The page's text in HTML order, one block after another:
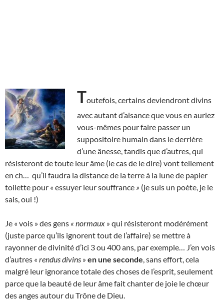
Toutefois, certains deviendront divins
avec autant d’aisance que vous en auriez
vous-mêmes pour faire passer un
suppositoire humain dans le derrière
d’une ânesse, tandis que d’autres, qui
résisteront de toute leur âme (le cas de le dire) vont tellement
en ch… qu’il faudra la distance de la terre à la lune de papier
toilette pour « essuyer leur souffrance » (je suis un poète, je le
sais, oui !)
Je « vois » des gens « normaux » qui résisteront modérément
(juste parce qu’ils ignorent tout de l’affaire) se mettre à
rayonner de divinité d’ici 3 ou 400 ans, par exemple… J’en vois
d’autres « rendus divins » en une seconde , sans effort, cela
malgré leur ignorance totale des choses de l’esprit, seulement
parce que la beauté de leur âme fait chanter de joie le chœur
des anges autour du Trône de Dieu.